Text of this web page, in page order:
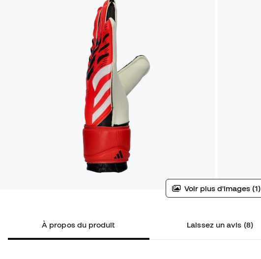
Voir plus d'images (1)
À propos du produit Laissez un avis (8)